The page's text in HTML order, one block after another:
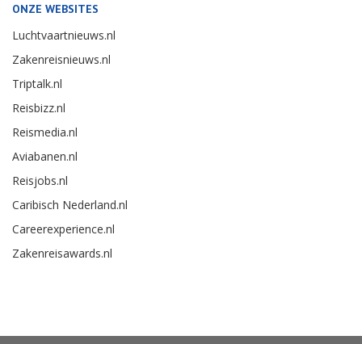
ONZE WEBSITES
Luchtvaartnieuws.nl
Zakenreisnieuws.nl
Triptalk.nl
Reisbizz.nl
Reismedia.nl
Aviabanen.nl
Reisjobs.nl
Caribisch Nederland.nl
Careerexperience.nl
Zakenreisawards.nl